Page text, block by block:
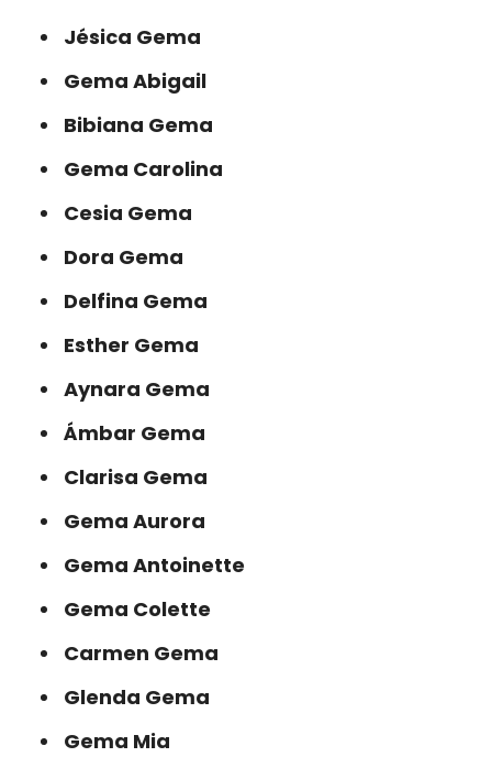
Jésica Gema
Gema Abigail
Bibiana Gema
Gema Carolina
Cesia Gema
Dora Gema
Delfina Gema
Esther Gema
Aynara Gema
Ámbar Gema
Clarisa Gema
Gema Aurora
Gema Antoinette
Gema Colette
Carmen Gema
Glenda Gema
Gema Mia